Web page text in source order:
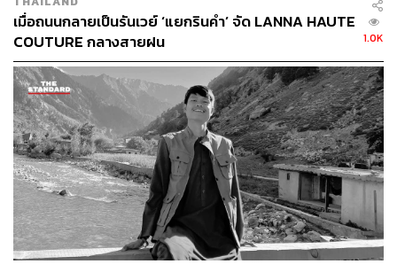
ประเทศไทย
เตรียมตัวอย่างไรก่อนเดินทางต่างประเทศ
แต่ละประเทศมีเงื่อนไขการเข้าประเทศต่างกัน กรุณา
ตรวจสอบให้ดีกับทางสถานฑูตหรือสถานกงศุลก่อนเดิน
ทาง โดยส่วนมากมักมีเงื่อนไขคล้ายกันมาก เช่น มีผล
การตรวจโควิด-19 แบบ RT-PCR ภายใน 72 ชั่วโมง, มี
ประกันสุขภาพที่ครอบคลุมการรักษาโควิด-19, ใบรับ
รองการฉีดวัคซีนที่รับรองโดยรัฐ, เดินทางเข้าประเทศ
โดยเครื่องบินที่รับเฉพาะผู้ฉีดวัคซีน เท่านั้น
เมื่อถนนกลายเป็นรันเวย์ ‘แยกรินคำ’ จัด LANNA HAUTE
COUTURE กลางสายฝน
1.0K